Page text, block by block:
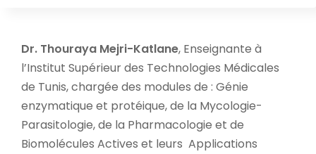
Dr. Thouraya Mejri-Katlane, Enseignante à
l’Institut Supérieur des Technologies Médicales
de Tunis, chargée des modules de : Génie
enzymatique et protéique, de la Mycologie-
Parasitologie, de la Pharmacologie et de
Biomolécules Actives et leurs Applications